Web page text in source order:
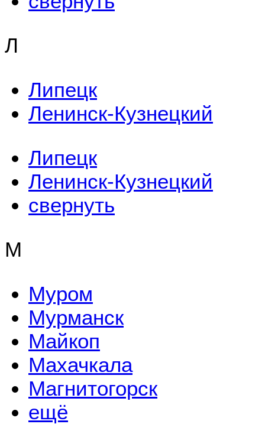
Л
Липецк
Ленинск-Кузнецкий
Липецк
Ленинск-Кузнецкий
свернуть
М
Муром
Мурманск
Майкоп
Махачкала
Магнитогорск
ещё